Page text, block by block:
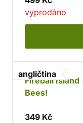
vyprodáno
angličtina
Fireball
Bees!
349 Kč